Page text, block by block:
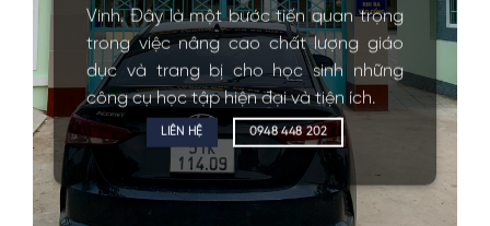
Vinh. Đây là một bước tiến quan trọng
trong việc nâng cao chất lượng giáo
dục và trang bị cho học sinh những
công cụ học tập hiện đại và tiện ích.
LIÊN HỆ 0948 448 202